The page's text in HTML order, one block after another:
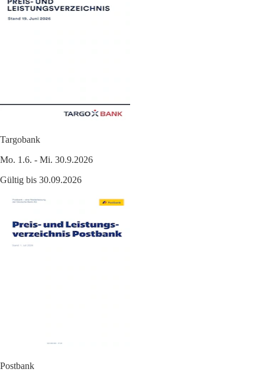
Targobank
Mo. 1.6. - Mi. 30.9.2026
Gültig bis 30.09.2026
Postbank